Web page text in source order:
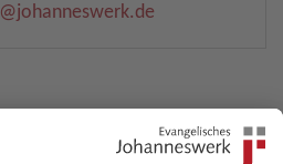
@johanneswerk.de